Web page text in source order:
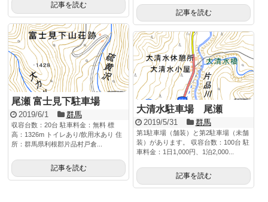
記事を読む
記事を読む
尾瀬 富士見下駐車場
2019/6/1 群馬
収容台数：20台 駐車料金：無料 標
高：1326m トイレあり/飲用水あり 住
所：群馬県利根郡片品村戸倉...
記事を読む
大清水駐車場 尾瀬
2019/5/31 群馬
第1駐車場（舗装）と第2駐車場（未舗
装）があります。 収容台数：100台 駐
車料金：1日1,000円、1泊2,000...
記事を読む